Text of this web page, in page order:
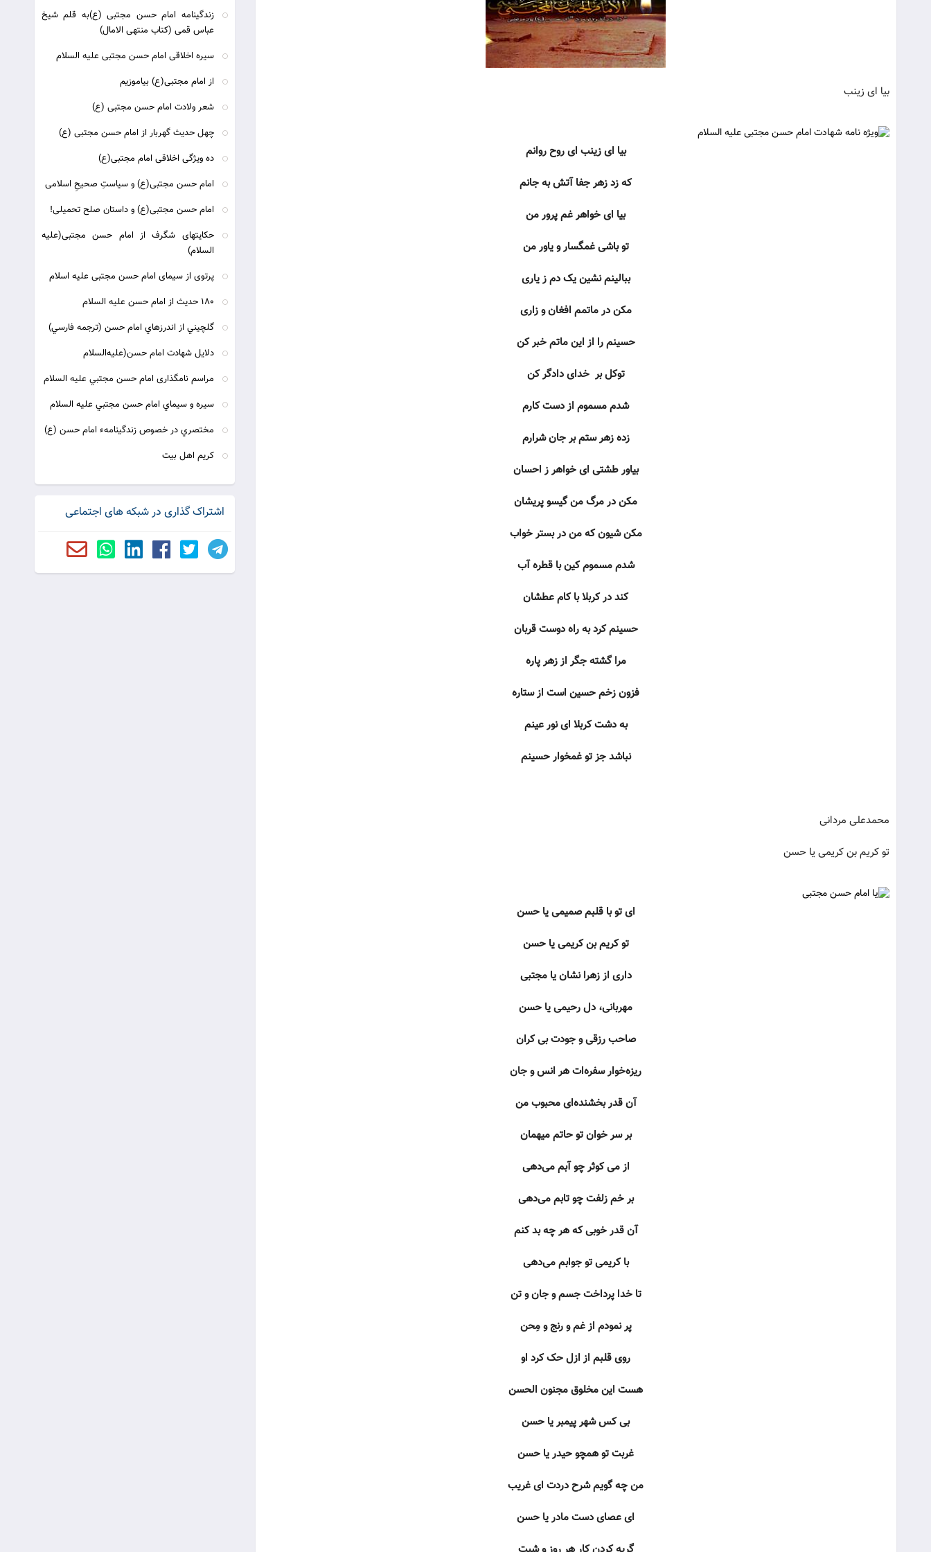
بیا ای زینب
بیا ای زینب ای روح روانم
که زد زهر جفا آتش به جانم
بیا ای خواهر غم پرور من
تو باشی غمگسار و یاور من
ببالینم نشین یک دم ز یاری
مکن در ماتمم افغان و زاری
حسینم را از این ماتم خبر کن
توکل بر خدای دادگر کن
شدم مسموم از دست کارم
زده زهر ستم بر جان شرارم
بیاور طشتی ای خواهر ز احسان
مکن در مرگ من گیسو پریشان
مکن شیون که من در بستر خواب
شدم مسموم کین با قطره آب
کند در کربلا با کام عطشان
حسینم کرد به راه دوست قربان
مرا گشته جگر از زهر پاره
فزون زخم حسین است از ستاره
به دشت کربلا ای نور عینم
نباشد جز تو غمخوار حسینم
محمدعلی مردانی
تو کریم بن کریمی یا حسن
ای تو با قلبم صمیمی یا حسن
تو کریم بن کریمی یا حسن
داری از زهرا نشان یا مجتبی
مهربانی، دل رحیمی یا حسن
صاحب رزقی و جودت بی کران
ریزه‌خوار سفره‌ات هر انس و جان
آن قدر بخشنده‌ای محبوب من
بر سر خوان تو حاتم میهمان
از می کوثر چو آبم می‌دهی
بر خم زلفت چو تابم می‌دهی
آن قدر خوبی که هر چه بد کنم
با کریمی تو جوابم می‌دهی
تا خدا پرداخت جسم و جان و تن
پر نمودم از غم و رنج و مِحن
روی قلبم از ازل حک کرد او
هست این مخلوق مجنون الحسن
بی کس شهر پیمبر یا حسن
غربت تو همچو حیدر یا حسن
من چه گویم شرح دردت ای غریب
ای عصای دست مادر یا حسن
زندگینامه امام حسن مجتبی (ع)به قلم شیخ
عباس قمی (کتاب منتهی الامال)
سیره اخلاقی امام حسن مجتبی علیه السلام
از امام مجتبی(ع) بیاموزیم
شعر ولادت امام حسن مجتبی (ع)
چهل حديث گهربار از امام حسن مجتبی (ع)
ده ویژگی اخلاقی امام مجتبی(ع)
امام حسن مجتبی(ع) و سیاستِ صحیحِ اسلامی
امام حسن مجتبی(ع) و داستان صلح تحمیلی!
حکایتهای شگرف از امام حسن مجتبی(علیه
السلام)
پرتوی از سیمای امام حسن مجتبی علیه اسلام
180 حديث از امام حسن عليه السلام
گلچيني از اندرزهاي امام حسن (ترجمه فارسي)
دلایل شهادت امام حسن(علیه‌السلام
مراسم نامگذارى امام حسن مجتبي عليه السلام
سيره و سيماي امام حسن مجتبي عليه السلام
مختصري در خصوص زندگينامهء امام حسن (ع)
کریم اهل بیت
اشتراک گذاری در شبکه های اجتماعی